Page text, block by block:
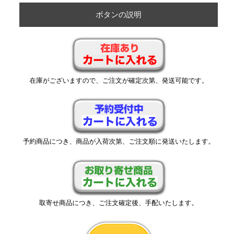
ボタンの説明
在庫がございますので、ご注文が確定次第、発送可能です。
予約商品につき、商品が入荷次第、ご注文順に発送いたします。
取寄せ商品につき、ご注文確定後、手配いたします。